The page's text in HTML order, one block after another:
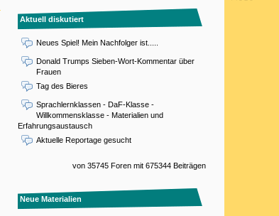
Aktuell diskutiert
Neues Spiel! Mein Nachfolger ist.....
Donald Trumps Sieben-Wort-Kommentar über
Frauen
Tag des Bieres
Sprachlernklassen - DaF-Klasse -
Willkommensklasse - Materialien und
Erfahrungsaustausch
Aktuelle Reportage gesucht
von 35745 Foren mit 675344 Beiträgen
Neue Materialien